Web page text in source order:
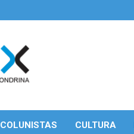
COLUNISTAS CULTURA